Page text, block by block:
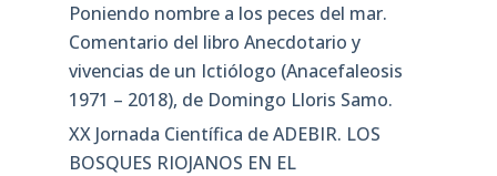
Poniendo nombre a los peces del mar.
Comentario del libro Anecdotario y
vivencias de un Ictiólogo (Anacefaleosis
1971 – 2018), de Domingo Lloris Samo.
XX Jornada Científica de ADEBIR. LOS
BOSQUES RIOJANOS EN EL